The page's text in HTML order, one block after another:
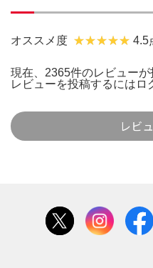
オススメ度 4.5
現在、2365件のレビューが
レビューを投稿するには ロ
レビ